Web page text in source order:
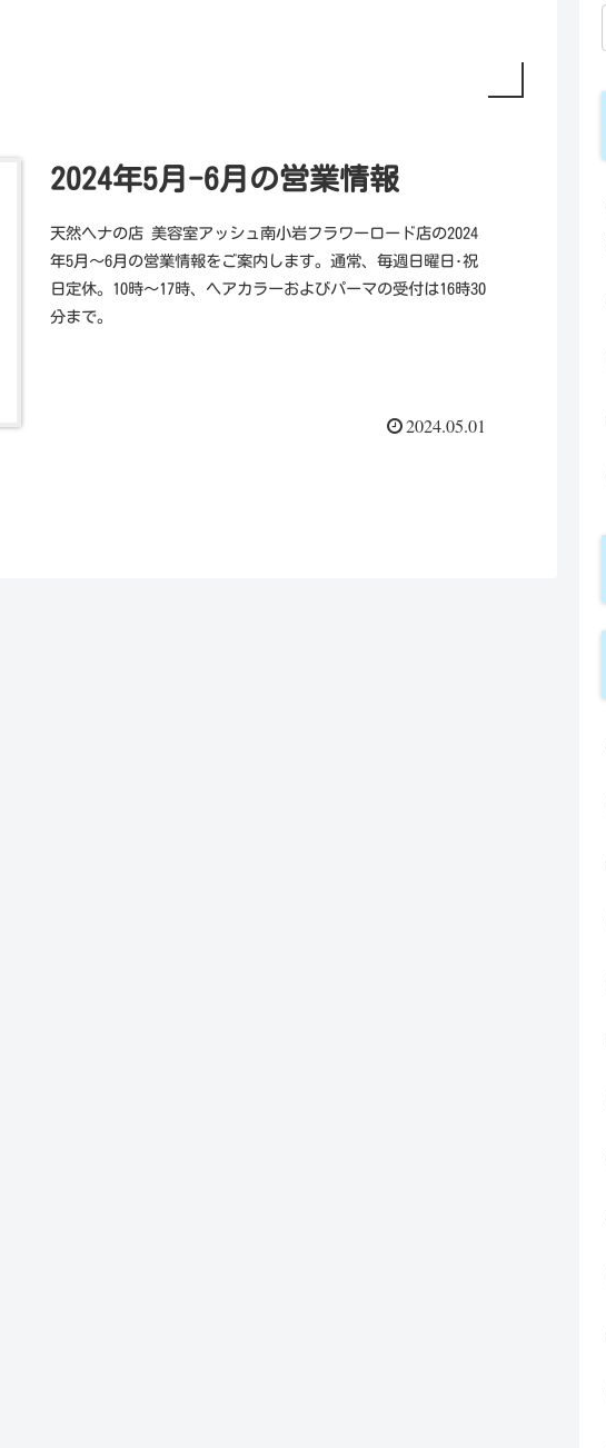
2024年5月-6月の営業情報
天然ヘナの店 美容室アッシュ南小岩フラワーロード店の2024
年5月～6月の営業情報をご案内します。通常、毎週日曜日･祝
日定休。10時～17時、ヘアカラーおよびパーマの受付は16時30
分まで。
2024.05.01